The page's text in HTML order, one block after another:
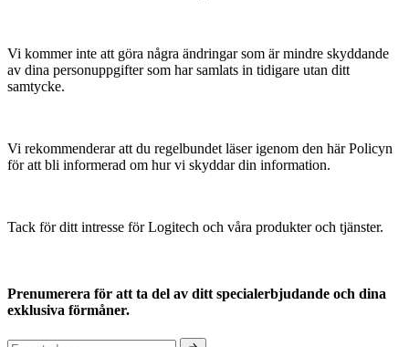
Vi kommer inte att göra några ändringar som är mindre skyddande
av dina personuppgifter som har samlats in tidigare utan ditt
samtycke.
Vi rekommenderar att du regelbundet läser igenom den här Policyn
för att bli informerad om hur vi skyddar din information.
Tack för ditt intresse för Logitech och våra produkter och tjänster.
Prenumerera för att ta del av ditt specialerbjudande och dina
exklusiva förmåner.